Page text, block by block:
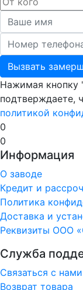
Вызвать
Нажимая кнопку
подтверждаете,
политикой
0
0
Информация
О заводе
Кредит и
Политика
Доставка и
Реквизиты ООО
Служба
Связаться с нами
Возврат товара